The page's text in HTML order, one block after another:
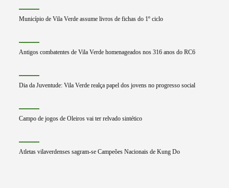
Município de Vila Verde assume livros de fichas do 1º ciclo
Antigos combatentes de Vila Verde homenageados nos 316 anos do RC6
Dia da Juventude: Vila Verde realça papel dos jovens no progresso social
Campo de jogos de Oleiros vai ter relvado sintético
Atletas vilaverdenses sagram-se Campeões Nacionais de Kung Do